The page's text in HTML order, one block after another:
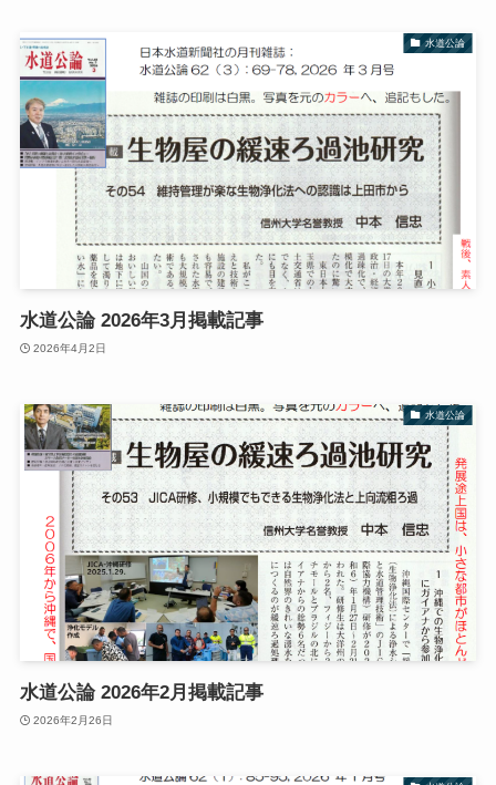
水道公論
水道公論 2026年3月掲載記事
2026年4月2日
水道公論
水道公論 2026年2月掲載記事
2026年2月26日